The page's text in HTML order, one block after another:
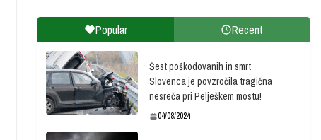
Popular Recent
Šest poškodovanih in smrt
Slovenca je povzročila tragična
nesreča pri Pelješkem mostu!
04/08/2024